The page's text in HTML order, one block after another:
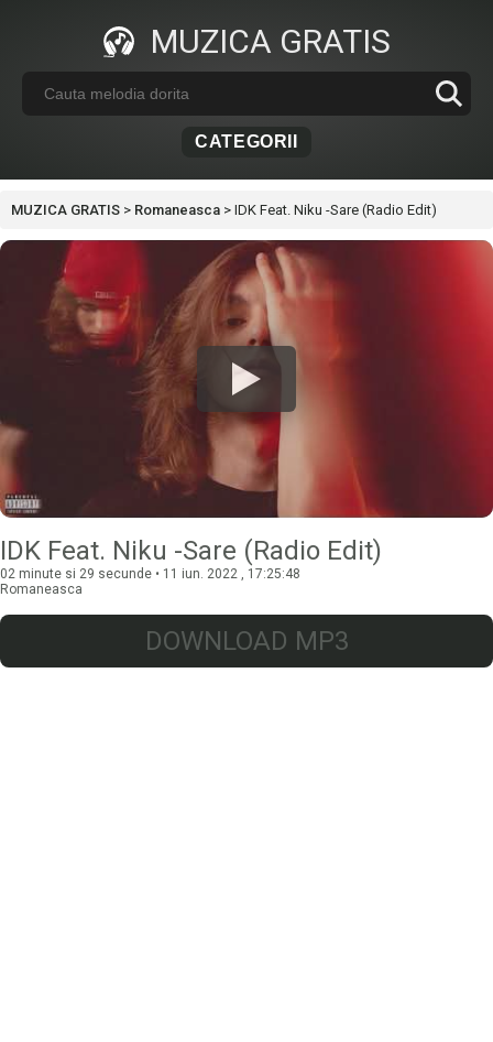
MUZICA GRATIS
CATEGORII
MUZICA GRATIS > Romaneasca > IDK Feat. Niku -Sare (Radio Edit)
IDK Feat. Niku -Sare (Radio Edit)
02 minute si 29 secunde • 11 iun. 2022 , 17:25:48
Romaneasca
DOWNLOAD MP3